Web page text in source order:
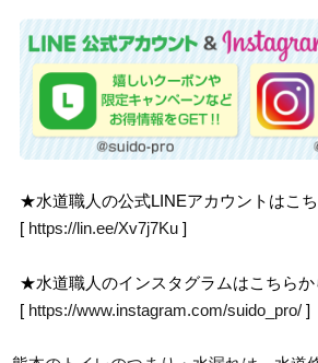
★水道職人の公式LINEアカウントはこち
[ https://lin.ee/Xv7j7Ku ]
★水道職人のインスタグラムはこちらか
[ https://www.instagram.com/suido_pro/ ]